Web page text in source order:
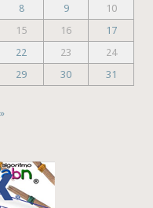
8 9
10
15 16
17
22 23
24
29 30 31